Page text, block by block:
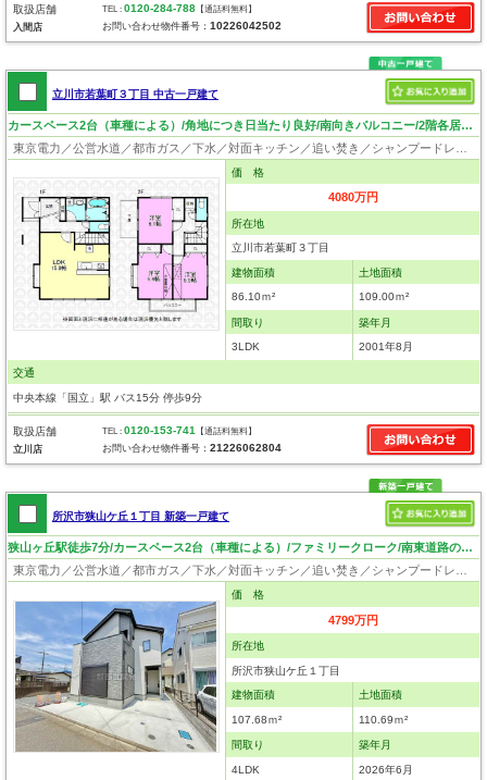
取扱店舗
入間店
TEL :0120-284-788 【通話料無料】
お問い合わせ物件番号：10226042502
立川市若葉町３丁目 中古一戸建て
カースペース2台（車種による）/角地につき日当たり良好/南向きバルコニー/2階各居室収納あり
価 格
4080万円
所在地
立川市若葉町３丁目
建物面積
86.10ｍ²
土地面積
109.00ｍ²
間取り
3LDK
築年月
2001年8月
交通
中央本線「国立」駅 バス15分 停歩9分
取扱店舗
立川店
TEL :0120-153-741 【通話料無料】
お問い合わせ物件番号：21226062804
所沢市狭山ケ丘１丁目 新築一戸建て
狭山ヶ丘駅徒歩7分/カースペース2台（車種による）/ファミリークローク/南東道路のため陽当り良好
価 格
4799万円
所在地
所沢市狭山ケ丘１丁目
建物面積
107.68ｍ²
土地面積
110.69ｍ²
間取り
4LDK
築年月
2026年6月